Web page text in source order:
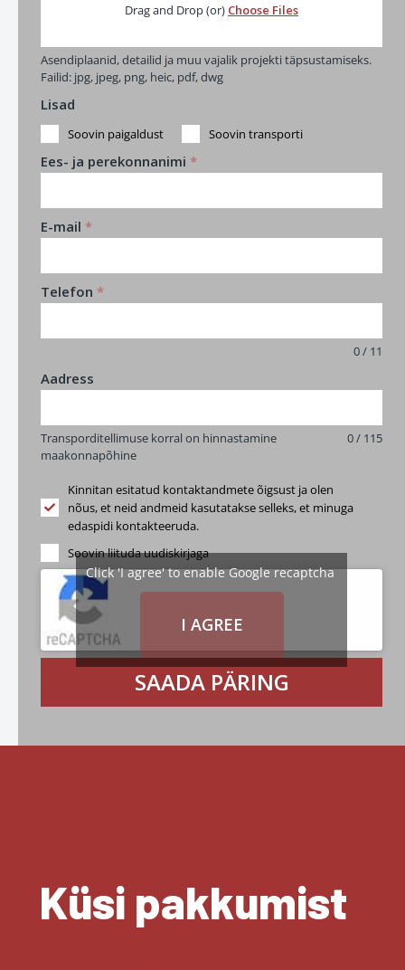
Küsi pakkumist
Drag and Drop (or) Choose Files
Asendiplaanid, detailid ja muu vajalik projekti täpsustamiseks.
Failid: jpg, jpeg, png, heic, pdf, dwg
Lisad
Soovin paigaldust Soovin transporti
Ees- ja perekonnanimi *
E-mail *
Telefon *
0 / 11
Aadress
Transporditellimuse korral on hinnastamine
maakonnapõhine
0 / 115
Kinnitan esitatud kontaktandmete õigsust ja olen
nõus, et neid andmeid kasutatakse selleks, et minuga
edaspidi kontakteeruda.
Soovin liituda uudiskirjaga
Click 'I agree' to enable Google recaptcha
I AGREE
SAADA PÄRING